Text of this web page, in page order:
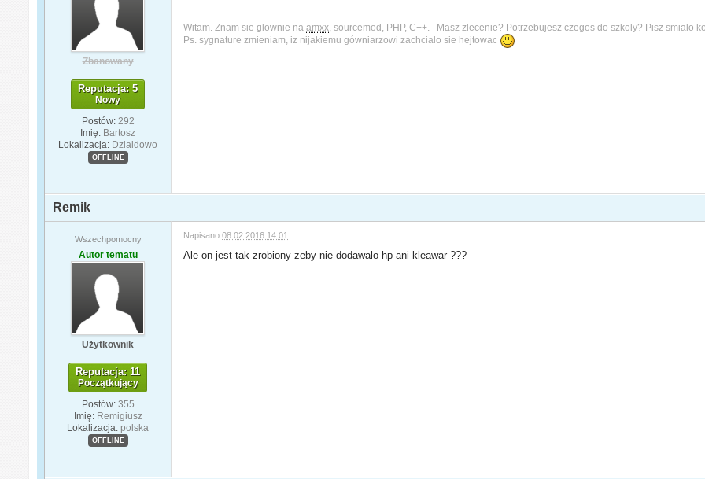
Zbanowany
Reputacja: 5
Nowy
Postów: 292
Imię: Bartosz
Lokalizacja: Dzialdowo
OFFLINE
Witam. Znam sie glownie naamxx , sourcemod, PHP, C++. Masz zlecenie? Potrzebujesz czegos do szkoly? Pisz smialo
Ps. sygnature zmieniam, iz nijakiemu gówniarzowi zachcialo sie hejtowac
Remik
Wszechpomocny
Autor tematu
Użytkownik
Reputacja: 11
Początkujący
Postów: 355
Imię: Remigiusz
Lokalizacja: polska
OFFLINE
Napisano08.02.2016 14:01
Ale on jest tak zrobiony zeby nie dodawalo hp ani kleawar ???